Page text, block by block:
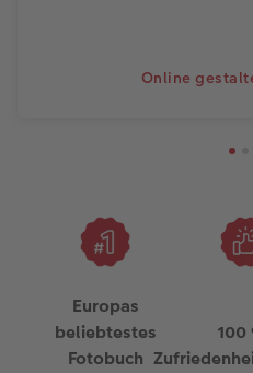
Online
Europas
beliebtestes
Fotobuch
100